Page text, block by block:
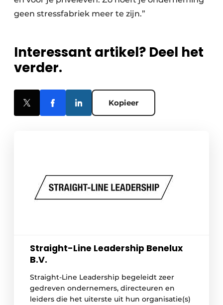
geen stressfabriek meer te zijn.”
Interessant artikel? Deel het
verder.
Kopieer
Straight-Line Leadership Benelux
B.V.
Straight-Line Leadership begeleidt zeer
gedreven ondernemers, directeuren en
leiders die het uiterste uit hun organisatie(s)